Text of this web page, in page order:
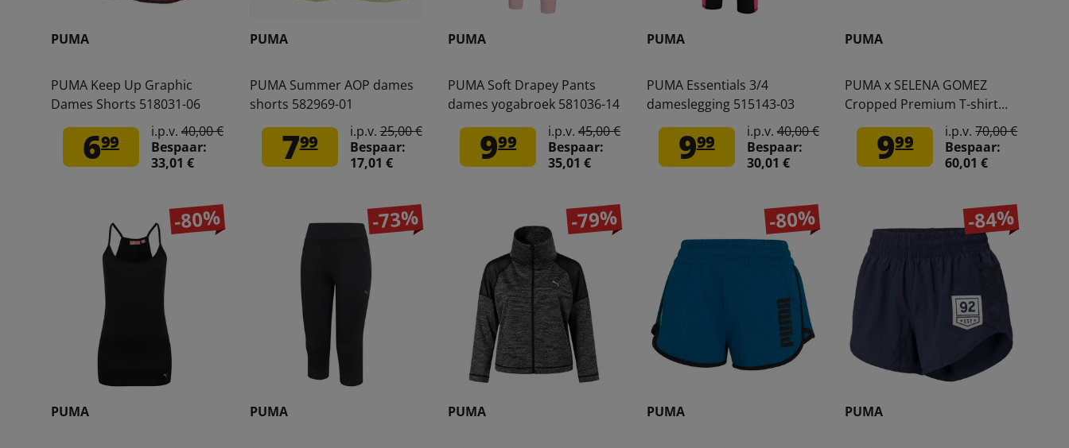
PUMA
PUMA Keep Up Graphic
Dames Shorts 518031-06
699 i.p.v. 40,00 €
Bespaar:
33,01 €
PUMA
PUMA Summer AOP dames
shorts 582969-01
799 i.p.v.25,00 €
Bespaar:
17,01 €
PUMA
PUMA Soft Drapey Pants
dames yogabroek 581036-14
999 i.p.v.45,00 €
Bespaar:
35,01 €
PUMA
PUMA Essentials 3/4
dameslegging 515143-03
999 i.p.v.40,00 €
Bespaar:
30,01 €
PUMA
PUMA x SELENA GOMEZ
Cropped Premium T-shirt
Dames 579782-03
999 i.p.v.70,00 €
Bespaar:
60,01 €
-80%
PUMA
-73%
PUMA
-79%
PUMA
-80%
PUMA
-84%
PUMA